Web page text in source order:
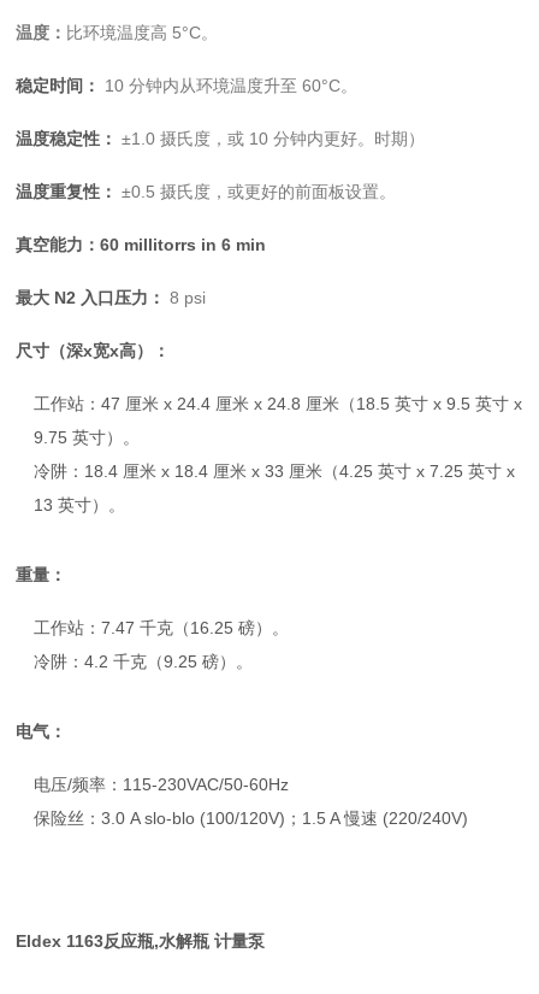
温度： 比环境温度高 5°C。
稳定时间： 10 分钟内从环境温度升至 60°C。
温度稳定性： ±1.0 摄氏度，或 10 分钟内更好。时期）
温度重复性： ±0.5 摄氏度，或更好的前面板设置。
真空能力：60 millitorrs in 6 min
最大 N2 入口压力： 8 psi
尺寸（深x宽x高）：
工作站：47 厘米 x 24.4 厘米 x 24.8 厘米（18.5 英寸 x 9.5 英寸 x
9.75 英寸）。
冷阱：18.4 厘米 x 18.4 厘米 x 33 厘米（4.25 英寸 x 7.25 英寸 x
13 英寸）。
重量：
工作站：7.47 千克（16.25 磅）。
冷阱：4.2 千克（9.25 磅）。
电气：
电压/频率：115-230VAC/50-60Hz
保险丝：3.0 A slo-blo (100/120V)；1.5 A 慢速 (220/240V)
Eldex 1163反应瓶,水解瓶 计量泵